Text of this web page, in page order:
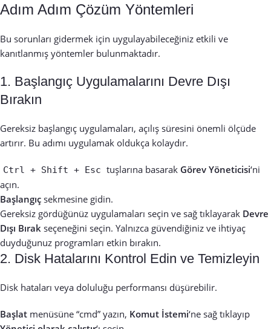
Adım Adım Çözüm Yöntemleri
Bu sorunları gidermek için uygulayabileceğiniz etkili ve
kanıtlanmış yöntemler bulunmaktadır.
1. Başlangıç Uygulamalarını Devre Dışı
Bırakın
Gereksiz başlangıç uygulamaları, açılış süresini önemli ölçüde
artırır. Bu adımı uygulamak oldukça kolaydır.
Ctrl + Shift + Esc tuşlarına basarak Görev Yöneticisi‘ni
açın.
Başlangıç sekmesine gidin.
Gereksiz gördüğünüz uygulamaları seçin ve sağ tıklayarak Devre
Dışı Bırak seçeneğini seçin. Yalnızca güvendiğiniz ve ihtiyaç
duyduğunuz programları etkin bırakın.
2. Disk Hatalarını Kontrol Edin ve Temizleyin
Disk hataları veya doluluğu performansı düşürebilir.
Başlat menüsüne “cmd” yazın, Komut İstemi‘ne sağ tıklayıp